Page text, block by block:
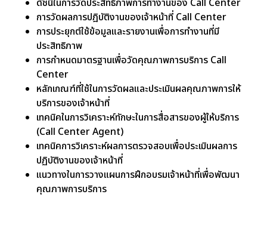
ดัชนีในการวัดประสิทธิภาพการทำงานของ Call Center
การวัดผลการปฎิบัติงานของเจ้าหน้าที่ Call Center
การประยุกต์ใช้ข้อมูลและรายงานเพื่อการทำงานที่มี
ประสิทธิภาพ
การกำหนดมาตรฐานเพื่อวัดคุณภาพการบริการ Call
Center
หลักเกณฑ์ที่ใช้ในการวัดผลและประเมินผลคุณภาพการให้
บริการของเจ้าหน้าที่
เทคนิคในการวิเคราะห์ทักษะในการสื่อสารของผู้ให้บริการ
(Call Center Agent)
เทคนิคการวิเคราะห์ผลการตรวจสอบเพื่อประเมินผลการ
ปฏิบัติงานของเจ้าหน้าที่
แนวทางในการวางแผนการฝึกอบรมเจ้าหน้าที่เพื่อพัฒนา
คุณภาพการบริการ